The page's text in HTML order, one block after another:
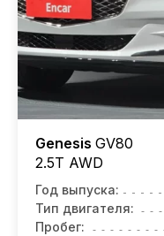
Genesis GV80
2.5T AWD
Год выпуска:
Тип двигателя:
Пробег: